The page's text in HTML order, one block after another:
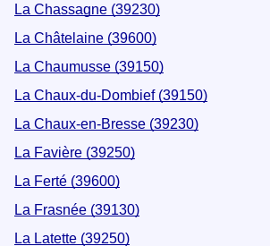
La Chassagne (39230)
La Châtelaine (39600)
La Chaumusse (39150)
La Chaux-du-Dombief (39150)
La Chaux-en-Bresse (39230)
La Favière (39250)
La Ferté (39600)
La Frasnée (39130)
La Latette (39250)